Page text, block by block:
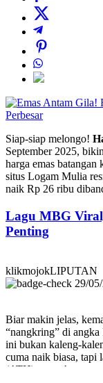
Perbesar
Siap-siap melongo!
September 2025,
harga emas
situs Logam Mulia
naik Rp 26 ribu
Lagu MBG
Penting
klikmojokLIPUTAN
29/
Biar makin jelas,
“nangkring” di
ini bukan kaleng-
cuma naik biasa, tapi
(ATH) emas Antam